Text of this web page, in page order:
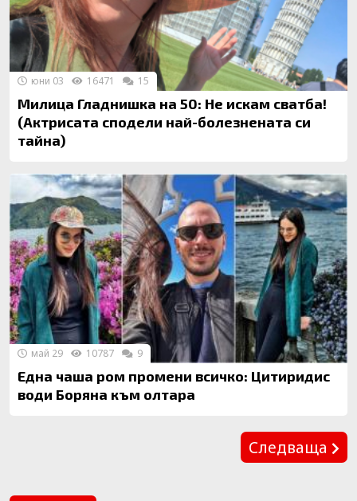
Милица Гладнишка на 50: Не искам сватба!
(Актрисата сподели най-болезнената си
тайна)
юни 03 16471 15
Една чаша ром промени всичко: Цитиридис
води Боряна към олтара
май 29 10787 9
Следваща